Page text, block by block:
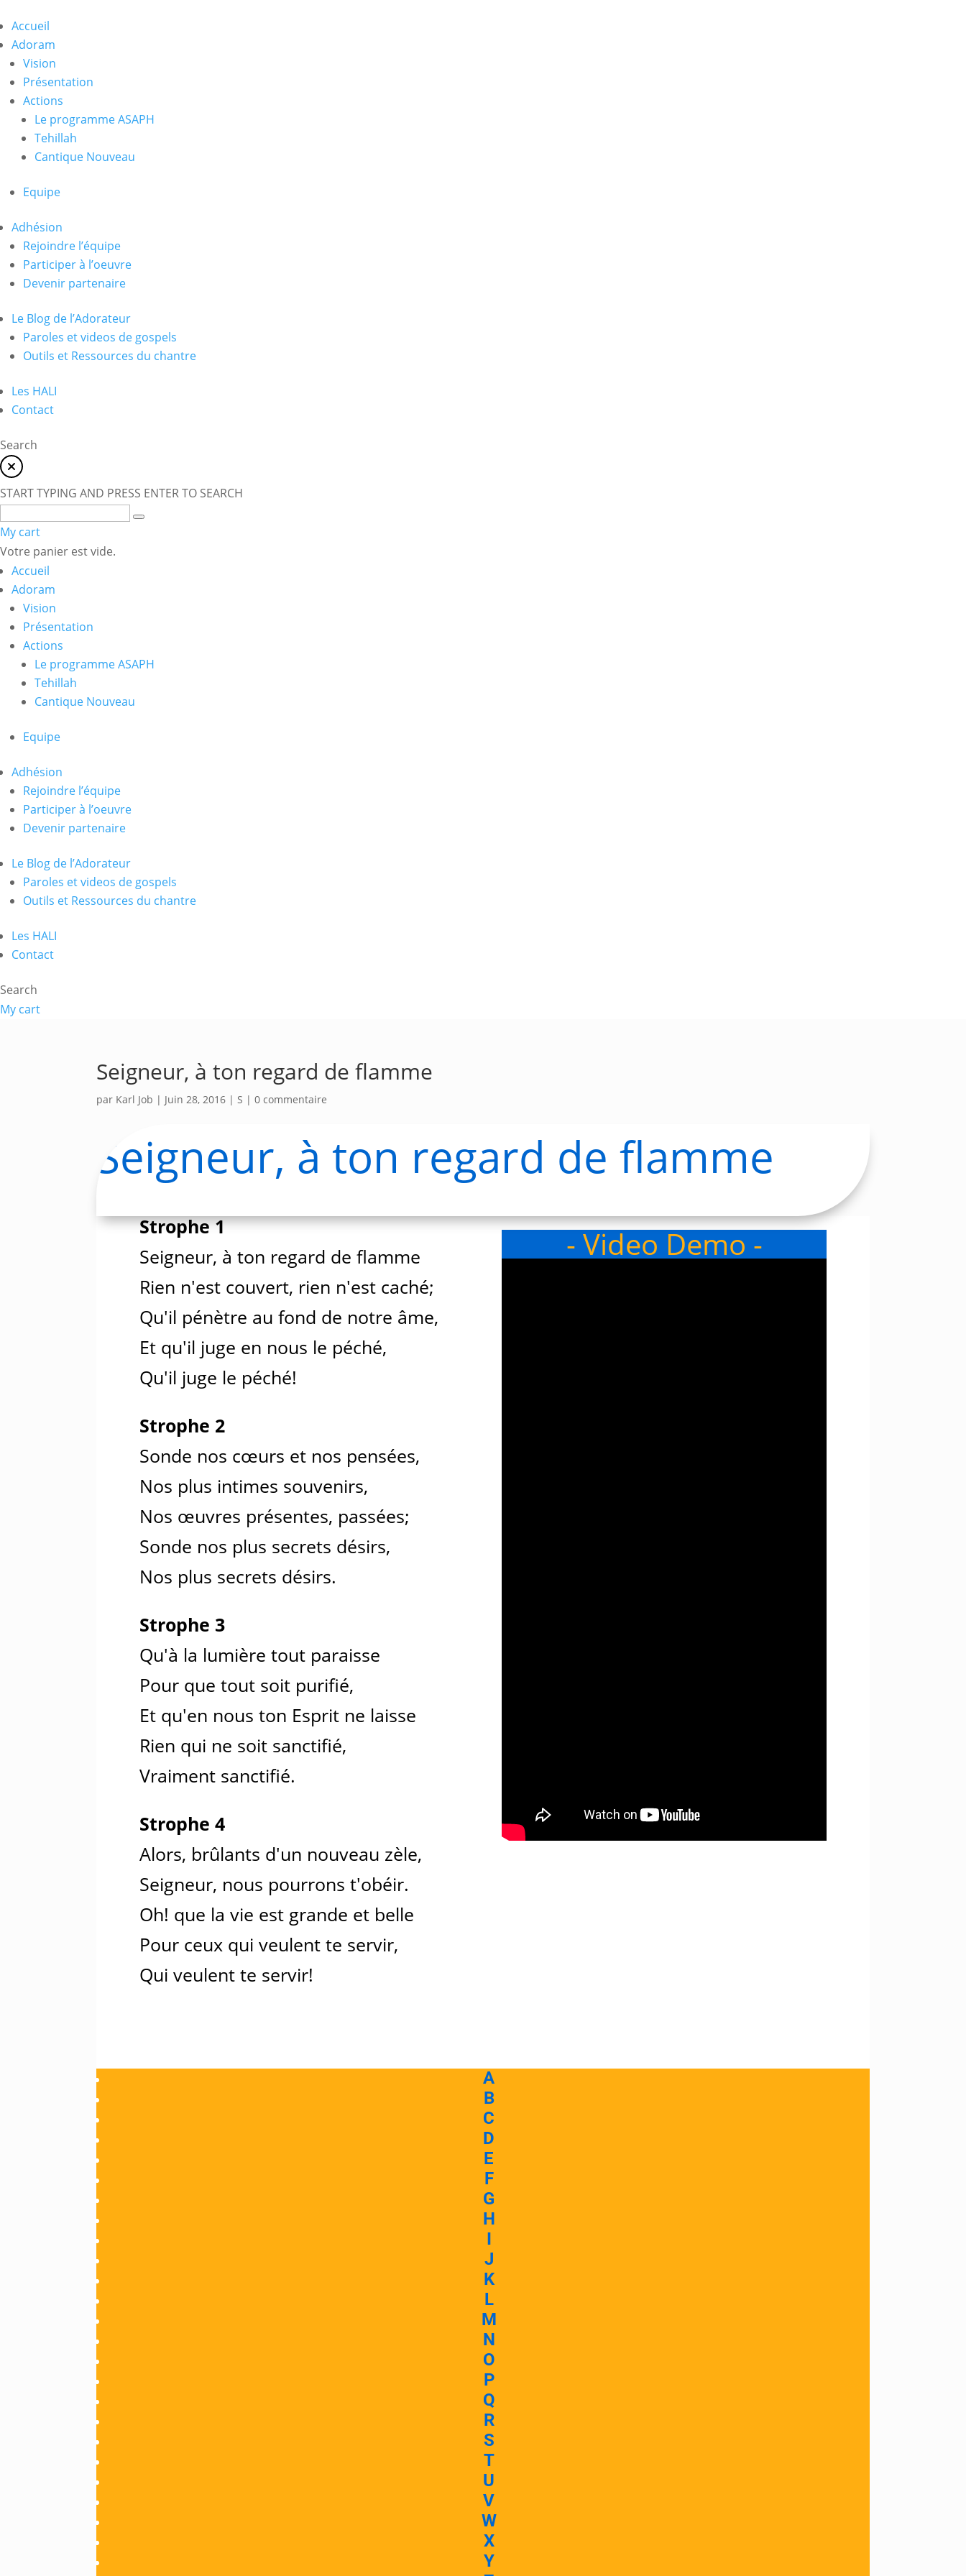
Accueil
Adoram
Vision
Présentation
Actions
Le programme ASAPH
Tehillah
Cantique Nouveau
Equipe
Adhésion
Rejoindre l’équipe
Participer à l’oeuvre
Devenir partenaire
Le Blog de l’Adorateur
Paroles et videos de gospels
Outils et Ressources du chantre
Les HALI
Contact
Search
START TYPING AND PRESS ENTER TO SEARCH
My cart
Votre panier est vide.
Accueil
Adoram
Vision
Présentation
Actions
Le programme ASAPH
Tehillah
Cantique Nouveau
Equipe
Adhésion
Rejoindre l’équipe
Participer à l’oeuvre
Devenir partenaire
Le Blog de l’Adorateur
Paroles et videos de gospels
Outils et Ressources du chantre
Les HALI
Contact
Search
My cart
Seigneur, à ton regard de flamme
par Karl Job | Juin 28, 2016 |S |0 commentaire
Seigneur, à ton regard de flamme
Strophe 1
Seigneur, à ton regard de flamme
Rien n'est couvert, rien n'est caché;
Qu'il pénètre au fond de notre âme,
Et qu'il juge en nous le péché,
Qu'il juge le péché!
Strophe 2
Sonde nos cœurs et nos pensées,
Nos plus intimes souvenirs,
Nos œuvres présentes, passées;
Sonde nos plus secrets désirs,
Nos plus secrets désirs.
Strophe 3
Qu'à la lumière tout paraisse
Pour que tout soit purifié,
Et qu'en nous ton Esprit ne laisse
Rien qui ne soit sanctifié,
Vraiment sanctifié.
Strophe 4
Alors, brûlants d'un nouveau zèle,
Seigneur, nous pourrons t'obéir.
Oh! que la vie est grande et belle
Pour ceux qui veulent te servir,
Qui veulent te servir!
- Video Demo -
A
B
C
D
E
F
G
H
I
J
K
L
M
N
O
P
Q
R
S
T
U
V
W
X
Y